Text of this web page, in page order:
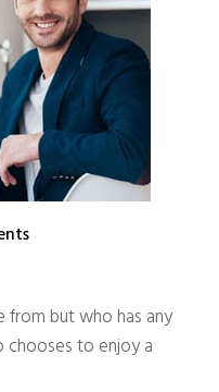
from but who has any
chooses to enjoy a